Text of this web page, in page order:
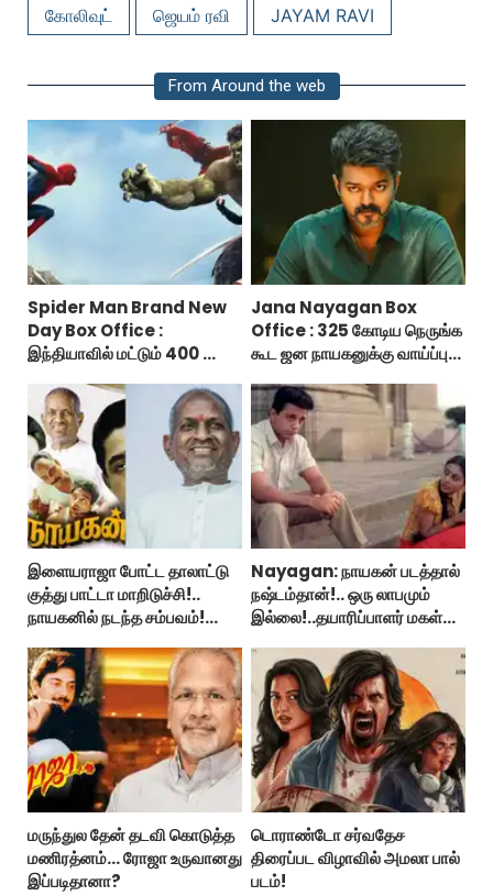
கோலிவுட்
ஜெயம் ரவி JAYAM RAVI
From Around the web
Spider Man Brand New
Day Box Office :
இந்தியாவில் மட்டும் 400 கோடி
பிராண்ட் நியூ டே?
Jana Nayagan Box
Office : 325 கோடிய நெருங்க
கூட ஜன நாயகனுக்கு வாய்ப்பு
இளையராஜா போட்ட தாலாட்டு
குத்து பாட்டா மாறிடுச்சி!..
நாயகனில் நடந்த சம்பவம்!...
Nayagan: நாயகன் படத்தால்
நஷ்டம்தான்!.. ஒரு லாபமும்
இல்லை!..தயாரிப்பாளர் மகள்
மருந்துல தேன் தடவி கொடுத்த
மணிரத்னம்... ரோஜா உருவானது
இப்படிதானா?
டொராண்டோ சர்வதேச
திரைப்பட விழாவில் அமலா பால்
படம்!